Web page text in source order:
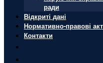
ради
Відкриті дані
Нормативно-правові
Контакти